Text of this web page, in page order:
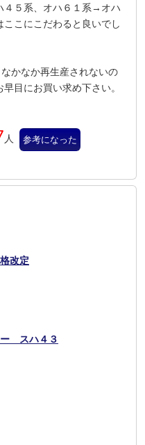
５系、オハ６１系→オハ
ここにこだわると良いでし
かなか再生産されないの
目にお買い求め下さい。
人 参考になった
改定
スハ４３